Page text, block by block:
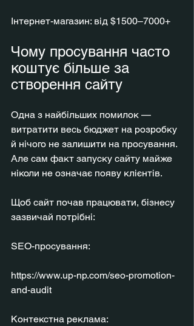
Інтернет-магазин: від $1500–7000+
Чому просування часто
коштує більше за
створення сайту
Одна з найбільших помилок —
витратити весь бюджет на розробку
й нічого не залишити на просування.
Але сам факт запуску сайту майже
ніколи не означає появу клієнтів.
Щоб сайт почав працювати, бізнесу
зазвичай потрібні:
SEO-просування:
https://www.up-np.com/seo-promotion-
and-audit
Контекстна реклама: